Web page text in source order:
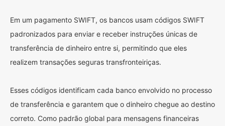
Em um pagamento SWIFT, os bancos usam códigos SWIFT
padronizados para enviar e receber instruções únicas de
transferência de dinheiro entre si, permitindo que eles
realizem transações seguras transfronteiriças.
Esses códigos identificam cada banco envolvido no processo
de transferência e garantem que o dinheiro chegue ao destino
correto. Como padrão global para mensagens financeiras